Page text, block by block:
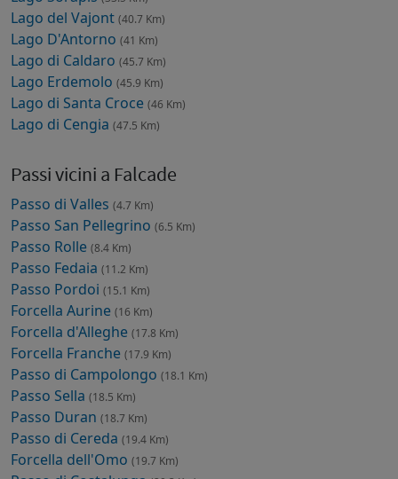
Lago del Vajont (40.7 Km)
Lago D'Antorno (41 Km)
Lago di Caldaro (45.7 Km)
Lago Erdemolo (45.9 Km)
Lago di Santa Croce (46 Km)
Lago di Cengia (47.5 Km)
Passi vicini a Falcade
Passo di Valles (4.7 Km)
Passo San Pellegrino (6.5 Km)
Passo Rolle (8.4 Km)
Passo Fedaia (11.2 Km)
Passo Pordoi (15.1 Km)
Forcella Aurine (16 Km)
Forcella d'Alleghe (17.8 Km)
Forcella Franche (17.9 Km)
Passo di Campolongo (18.1 Km)
Passo Sella (18.5 Km)
Passo Duran (18.7 Km)
Passo di Cereda (19.4 Km)
Forcella dell'Omo (19.7 Km)